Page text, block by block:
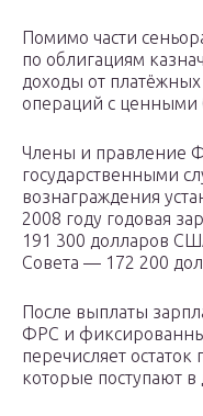
Помимо части
по облигациям
доходы от
операций с ценными
Члены и правление
государственными
вознаграждения
2008 году годовая
191 300 долларов
Совета — 172 200
После выплаты
ФРС и
перечисляет остаток
которые поступают